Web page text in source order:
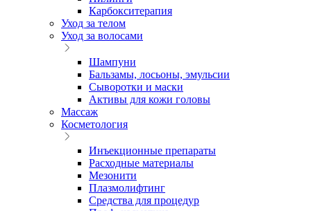
Карбокситерапия
Уход за телом
Уход за волосами
Шампуни
Бальзамы, лосьоны, эмульсии
Сыворотки и маски
Активы для кожи головы
Массаж
Косметология
Инъекционные препараты
Расходные материалы
Мезонити
Плазмолифтинг
Средства для процедур